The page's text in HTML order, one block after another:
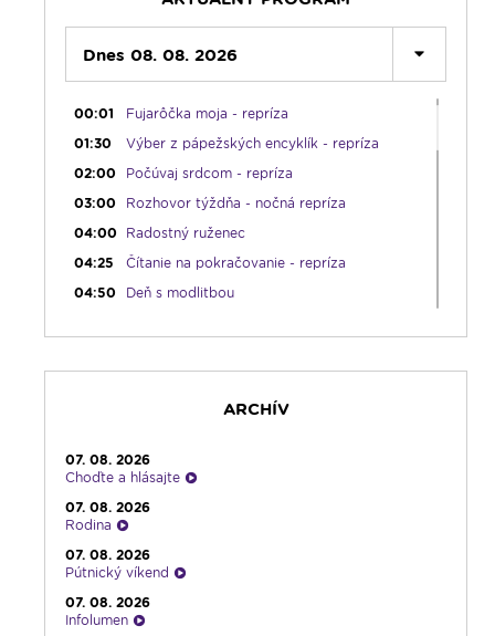
Dnes 08. 08. 2026
00:00 Predel do nového dňa
00:01
Fujarôčka moja - repríza
01:30
Výber z pápežských encyklík - repríza
02:00
Počúvaj srdcom - repríza
03:00
Rozhovor týždňa - nočná repríza
04:00
Radostný ruženec
04:25
Čítanie na pokračovanie - repríza
04:50
Deň s modlitbou
Ranné spojenie
09:00
Kláštory a rehoľný život
09:30
Viera do vrecka
10:30
Emauzy - mimoriadny prenos
12:30
Biblia za rok
14:00
Vyznania - repríza
ARCHÍV
07. 08. 2026
Choďte a hlásajte
07. 08. 2026
Rodina
07. 08. 2026
Pútnický víkend
07. 08. 2026
Infolumen